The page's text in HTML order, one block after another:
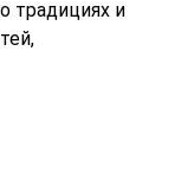
традициях и